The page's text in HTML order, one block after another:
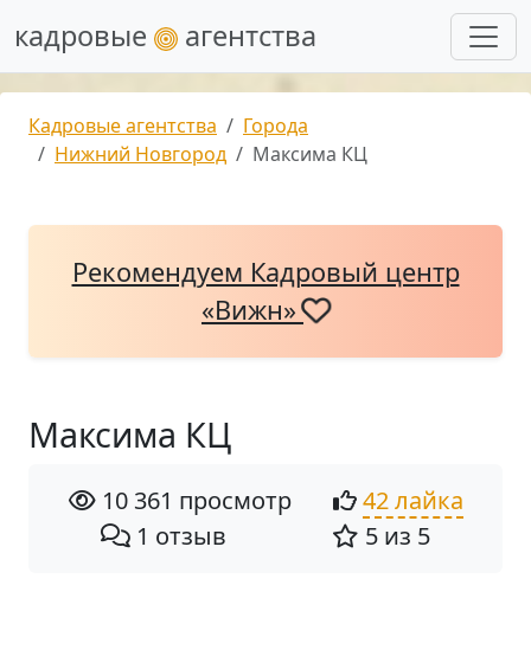
кадровые агентства
Кадровые агентства
Города
Нижний Новгород
Максима КЦ
Рекомендуем Кадровый центр
«Вижн»
Максима КЦ
10 361 просмотр
42 лайка
1 отзыв
5 из 5